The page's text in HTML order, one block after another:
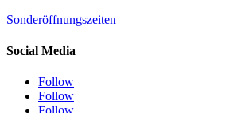
Sonderöffnungszeiten
Social Media
Follow
Follow
Follow